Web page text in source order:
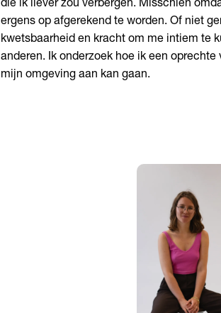
die ik liever zou verbergen. Misschien
ergens op afgerekend te worden. Of niet
kwetsbaarheid en kracht om me intiem te
anderen. Ik onderzoek hoe ik een
mijn omgeving aan kan gaan.